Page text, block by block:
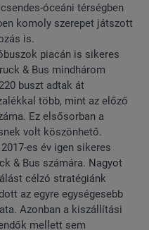
óceáni térségben
komoly szerepet játszott
is.
piacán is sikeres
& Bus mindhárom
buszt adtak át
több, mint az előző
Ez elsősorban a
volt köszönhető.
es év igen sikeres
& Bus számára. Nagyot
célzó stratégiánk
az egyre egységesebb
Azonban a kiszállítási
mellett sem